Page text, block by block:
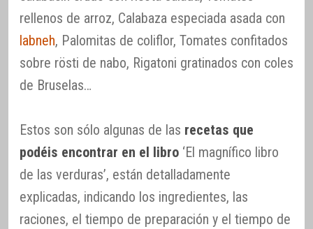
rellenos de arroz, Calabaza especiada asada con
labneh, Palomitas de coliflor, Tomates confitados
sobre rösti de nabo, Rigatoni gratinados con coles
de Bruselas…
Estos son sólo algunas de las recetas que
podéis encontrar en el libro ‘El magnífico libro
de las verduras’, están detalladamente
explicadas, indicando los ingredientes, las
raciones, el tiempo de preparación y el tiempo de